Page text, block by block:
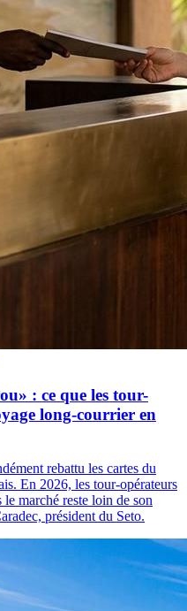
: ce que les tour-
long-courrier en
rebattu les cartes du
En 2026, les tour-opérateurs
marché reste loin de son
président du Seto.